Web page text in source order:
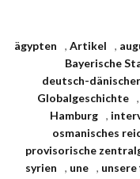
ägypten , Artikel ,
Bayerische
deutsch-
Globalgeschichte ,
Hamburg ,
osmanisches
provisorische
syrien
, une ,